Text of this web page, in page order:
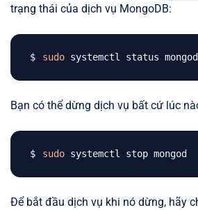
trạng thái của dịch vụ MongoDB:
sudo
Bạn có thể dừng dịch vụ bất cứ lúc
sudo
Để bắt đầu dịch vụ khi nó dừng, hãy